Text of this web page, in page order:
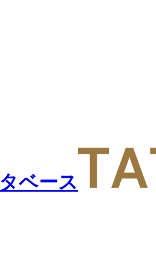
ベース